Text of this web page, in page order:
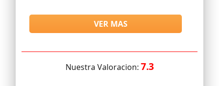
VER MAS
Nuestra Valoracion: 7.3